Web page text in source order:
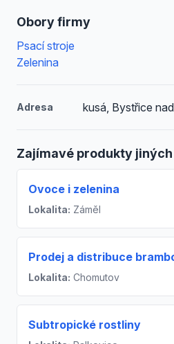
Obory firmy
Psací stroje
Zelenina
Adresa kusá, Bystřice
Zajímavé produkty
Ovoce i zelenina
Lokalita: Záměl
Prodej a distribuce
Lokalita: Chomutov
Subtropické rostliny